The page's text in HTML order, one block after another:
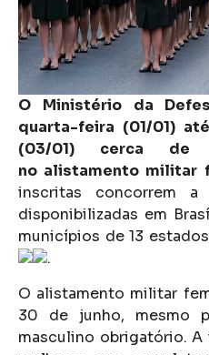
O Ministério da
quarta-feira (01/01)
(03/01) cerca de
no alistamento militar
inscritas concorrem a
disponibilizadas em
municípios de 13
.
O alistamento militar
30 de junho, mesmo
masculino obrigatório.